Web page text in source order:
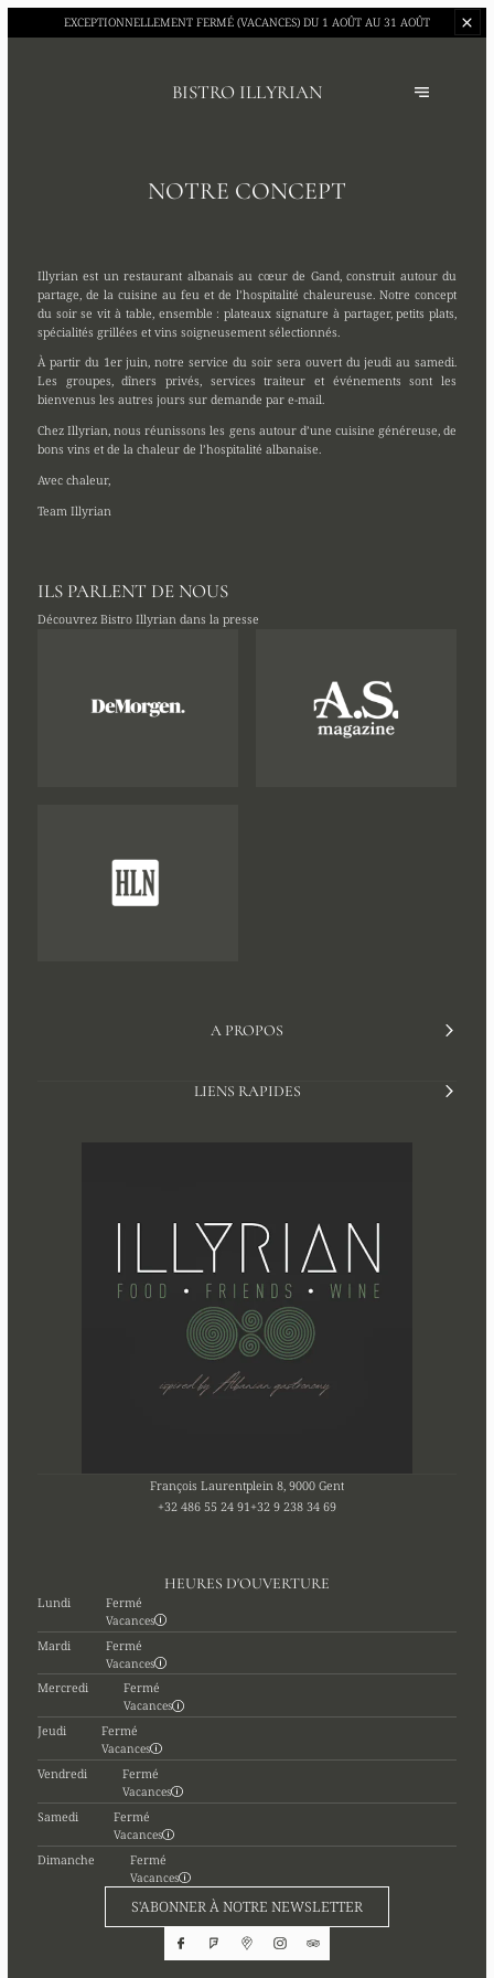
EXCEPTIONNELLEMENT FERMÉ (VACANCES) DU 1 AOÛT AU 31 AOÛT
BISTRO ILLYRIAN
NOTRE CONCEPT
Illyrian est un restaurant albanais au cœur de Gand, construit autour du
partage, de la cuisine au feu et de l’hospitalité chaleureuse. Notre concept
du soir se vit à table, ensemble : plateaux signature à partager, petits plats,
spécialités grillées et vins soigneusement sélectionnés.
À partir du 1er juin, notre service du soir sera ouvert du jeudi au samedi.
Les groupes, dîners privés, services traiteur et événements sont les
bienvenus les autres jours sur demande par e-mail.
Chez Illyrian, nous réunissons les gens autour d’une cuisine généreuse, de
bons vins et de la chaleur de l’hospitalité albanaise.
Avec chaleur,
Team Illyrian
ILS PARLENT DE NOUS
Découvrez Bistro Illyrian dans la presse
A PROPOS
LIENS RAPIDES
François Laurentplein 8, 9000 Gent
+32 486 55 24 91 +32 9 238 34 69
HEURES D'OUVERTURE
Lundi Fermé
Vacances
Mardi Fermé
Vacances
Mercredi Fermé
Vacances
Jeudi Fermé
Vacances
Vendredi Fermé
Vacances
Samedi Fermé
Vacances
Dimanche Fermé
Vacances
S'ABONNER À NOTRE NEWSLETTER